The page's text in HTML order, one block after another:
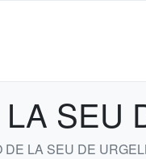
SEU
DE LA SEU DE